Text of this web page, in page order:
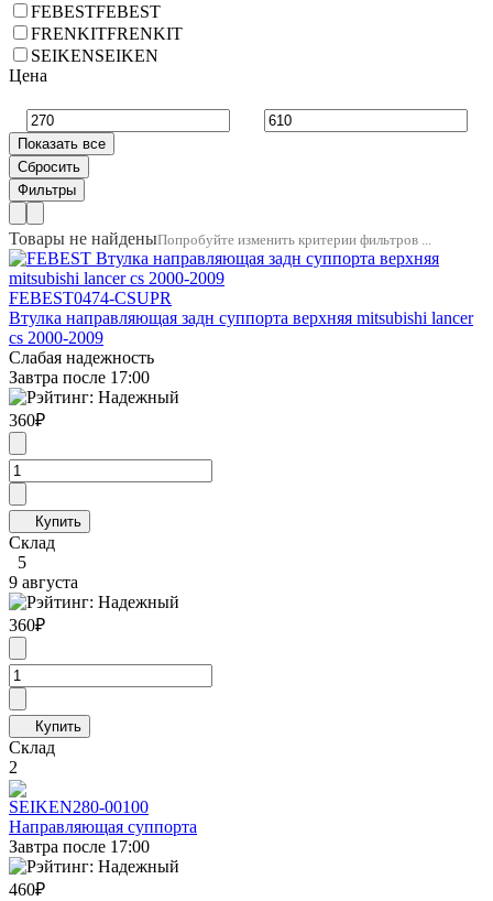
FEBESTFEBEST
FRENKITFRENKIT
SEIKENSEIKEN
Цена
Товары не найденыПопробуйте изменить критерии фильтров ...
FEBEST0474-CSUPR
Втулка направляющая задн суппорта верхняя mitsubishi lancer
cs 2000-2009
Слабая надежность
Завтра после 17:00
360₽
Склад
5
9 августа
360₽
Склад
2
SEIKEN280-00100
Направляющая суппорта
Завтра после 17:00
460₽